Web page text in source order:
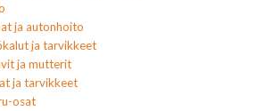
ja autonhoito
ja tarvikkeet
ja mutterit
ja tarvikkeet
osat